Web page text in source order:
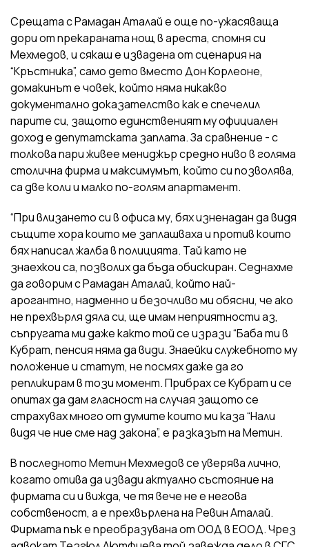
Срещата с Рамадан Аталай е още по-ужасяваща
дори от прекараната нощ в ареста, спомня си
Мехмедов, и сякаш е извадена от сценария на
“Кръстника”, само дето вместо Дон Корлеоне,
домакинът е човек, който няма никакво
документално доказателство как е спечелил
парите си, защото единственият му официален
доход е депутатската заплата. За сравнение - с
толкова пари живее мениджър средно ниво в голяма
столична фирма и максимумът, който си позволява,
са две коли и малко по-голям апартамент.
“При влизането си в офиса му, бях изненадан да видя
същите хора които ме заплашваха и против които
бях написал жалба в полицията. Тай като не
знаехкои са, позволих да бъда обискиран. Седнахме
да говорим с Рамадан Аталай, който най-
арогантно, надменно и безочливо ми обясни, че ако
не прехвърля дяла си, ще имам неприятности аз,
съпругата ми даже както той се изрази “Баба ти в
Кубрат, пенсия няма да види. Знаейки служебното му
положение и статут, не посмях даже да го
репликирам в този момент. Прибрах се Кубрат и се
опитах да дам гласност на случая защото се
страхувах много от думите които ми каза “Нали
видя че ние сме над закона”, е разказът на Метин.
В последното Метин Мехмедов се уверява лично,
когато отива да извади актуално състояние на
фирмата си и вижда, че тя вече не е негова
собственост, а е прехвърлена на Ревин Аталай.
Фирмата пък е преобразувана от ООД в ЕООД. Чрез